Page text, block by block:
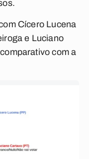
Cícero Lucena
e Luciano
com a